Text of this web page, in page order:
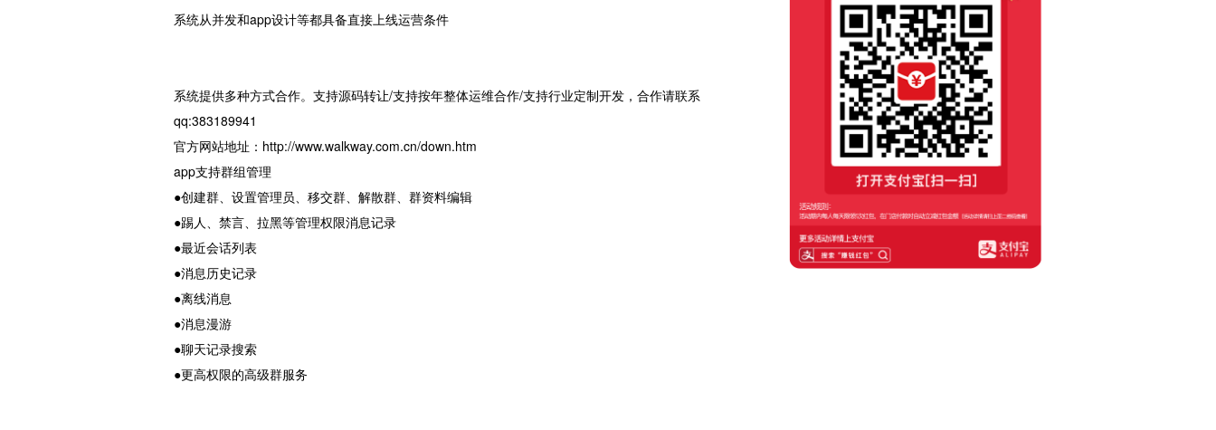
系统从并发和app设计等都具备直接上线运营条件
系统提供多种方式合作。支持源码转让/支持按年整体运维合作/支持行业定制开发，合作请联系
qq:383189941
官方网站地址：http://www.walkway.com.cn/down.htm
app支持群组管理
●创建群、设置管理员、移交群、解散群、群资料编辑
●踢人、禁言、拉黑等管理权限消息记录
●最近会话列表
●消息历史记录
●离线消息
●消息漫游
●聊天记录搜索
●更高权限的高级群服务